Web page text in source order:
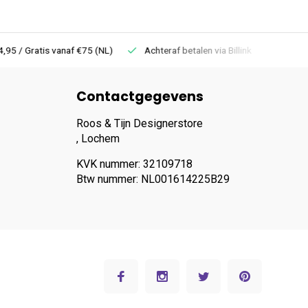
vanaf €75 (NL) Achteraf betalen via Billink
Contactgegevens
Roos & Tijn Designerstore
, Lochem
KVK nummer: 32109718
Btw nummer: NL001614225B29